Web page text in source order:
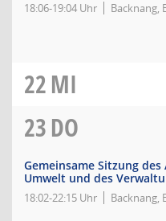
18:06-19:04 Uhr Backnang,
22MI
23DO
Gemeinsame Sitzung
Umwelt und des
18:02-22:15 Uhr Backnang,